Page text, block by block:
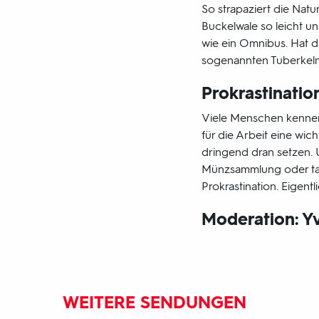
So strapaziert die
Buckelwale so leicht
wie ein Omnibus. Hat
sogenannten
Viele Menschen
für die Arbeit eine
dringend dran setzen.
Münzsammlung oder
Prokrastination.
Moderation:
WEITERE SENDUNGEN